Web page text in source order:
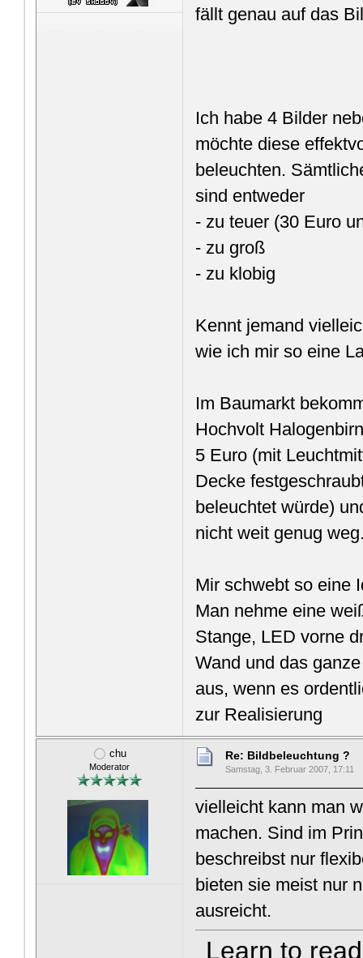
fällt genau auf das
Ich habe 4 Bilder
möchte diese
beleuchten.
sind entweder
- zu teuer (30 Euro
- zu groß
- zu klobig
Kennt jemand
wie ich mir so eine
Im Baumarkt
Hochvolt
5 Euro (mit
Decke
beleuchtet würde)
nicht weit genug
Mir schwebt so eine
Man nehme eine
Stange, LED vorne
Wand und das
aus, wenn es
zur Realisierung
chu
Moderator
Re: Bildbeleuchtung ?
Samstag, 3. Februar 2007, 17:11
vielleicht kann man
machen. Sind im
beschreibst nur
bieten sie meist nur
ausreicht.
Learn to